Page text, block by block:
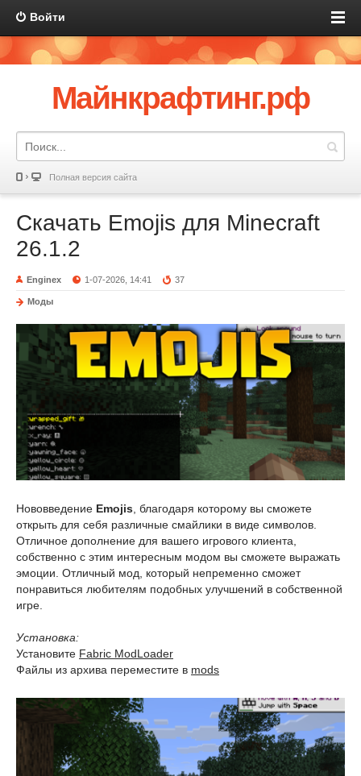
Войти
Майнкрафтинг.рф
Полная версия сайта
Скачать Emojis для Minecraft
26.1.2
Enginex 1-07-2026, 14:41 37
Моды
Нововведение Emojis , благодаря которому вы сможете
открыть для себя различные смайлики в виде символов.
Отличное дополнение для вашего игрового клиента,
собственно с этим интересным модом вы сможете выражать
эмоции. Отличный мод, который непременно сможет
понравиться любителям подобных улучшений в собственной
игре.
Установка:
Установите Fabric ModLoader
Файлы из архива переместите в mods